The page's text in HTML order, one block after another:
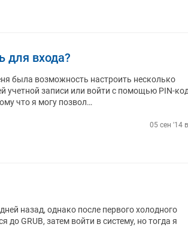
для входа?
была возможность настроить несколько
учетной записи или войти с помощью PIN-
что я могу позвол…
05 сен '14
назад, однако после первого холодного
GRUB, затем войти в систему, но тогда я